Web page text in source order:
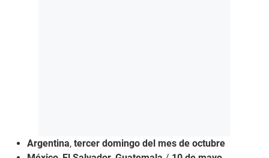
Argentina, tercer domingo del mes de octubre